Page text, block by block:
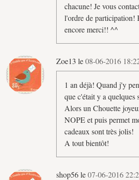
chacune! Je vous
l'ordre de participation!
encore merci!! ^^
Zoe13 le08-06-2016
1 an déjà! Quand j'y
que c'était y a quelques
Alors un Chouette
NOPE et puis permet
cadeaux sont très jolis!
A tout bientôt!
shop56 le07-06-2016